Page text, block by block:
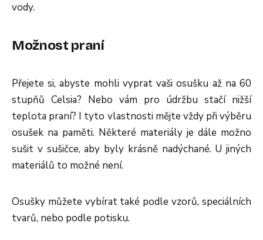
vody.
Možnost praní
Přejete si, abyste mohli vyprat vaši osušku až na 60
stupňů Celsia? Nebo vám pro údržbu stačí nižší
teplota praní? I tyto vlastnosti mějte vždy při výběru
osušek na paměti. Některé materiály je dále možno
sušit v sušičce, aby byly krásně nadýchané. U jiných
materiálů to možné není.
Osušky můžete vybírat také podle vzorů, speciálních
tvarů, nebo podle potisku.